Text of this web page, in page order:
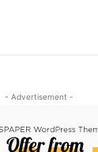
- Advertisement -